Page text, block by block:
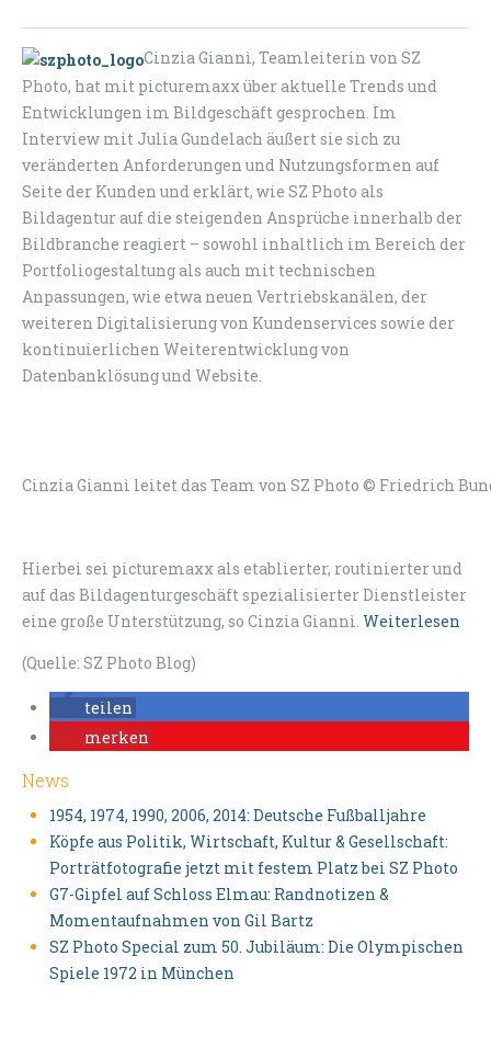
Cinzia Giannì, Teamleiterin von SZ
Photo, hat mit picturemaxx über aktuelle Trends und
Entwicklungen im Bildgeschäft gesprochen. Im
Interview mit Julia Gundelach äußert sie sich zu
veränderten Anforderungen und Nutzungsformen auf
Seite der Kunden und erklärt, wie SZ Photo als
Bildagentur auf die steigenden Ansprüche innerhalb der
Bildbranche reagiert – sowohl inhaltlich im Bereich der
Portfoliogestaltung als auch mit technischen
Anpassungen, wie etwa neuen Vertriebskanälen, der
weiteren Digitalisierung von Kundenservices sowie der
kontinuierlichen Weiterentwicklung von
Datenbanklösung und Website.
Cinzia Giannì leitet das Team von SZ Photo © Friedrich
Hierbei sei picturemaxx als etablierter, routinierter und
auf das Bildagenturgeschäft spezialisierter Dienstleister
eine große Unterstützung, so Cinzia Giannì. Weiterlesen
(Quelle: SZ Photo Blog)
teilen
merken
News
1954, 1974, 1990, 2006, 2014: Deutsche Fußballjahre
Köpfe aus Politik, Wirtschaft, Kultur & Gesellschaft:
Porträtfotografie jetzt mit festem Platz bei SZ Photo
G7-Gipfel auf Schloss Elmau: Randnotizen &
Momentaufnahmen von Gil Bartz
SZ Photo Special zum 50. Jubiläum: Die Olympischen
Spiele 1972 in München